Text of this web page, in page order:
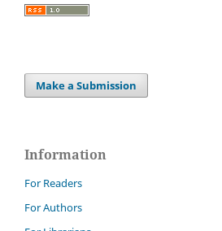
Make a Submission
Information
For Readers
For Authors